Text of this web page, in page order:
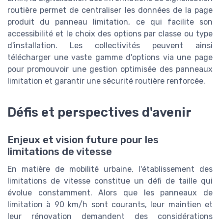
routière permet de centraliser les données de la page
produit du panneau limitation, ce qui facilite son
accessibilité et le choix des options par classe ou type
d'installation. Les collectivités peuvent ainsi
télécharger une vaste gamme d'options via une page
pour promouvoir une gestion optimisée des panneaux
limitation et garantir une sécurité routière renforcée.
Défis et perspectives d'avenir
Enjeux et vision future pour les
limitations de vitesse
En matière de mobilité urbaine, l'établissement des
limitations de vitesse constitue un défi de taille qui
évolue constamment. Alors que les panneaux de
limitation à 90 km/h sont courants, leur maintien et
leur rénovation demandent des considérations